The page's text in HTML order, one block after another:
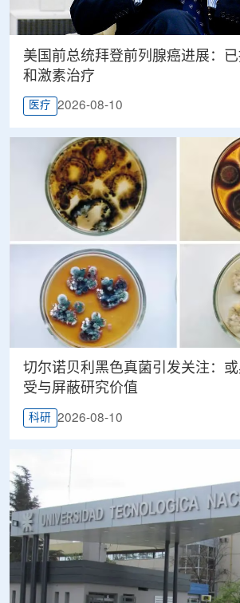
美国前总统拜登前列腺癌进展：
和激素治疗
医疗 2026-08-10
切尔诺贝利黑色真菌引发关注：
受与屏蔽研究价值
科研 2026-08-10